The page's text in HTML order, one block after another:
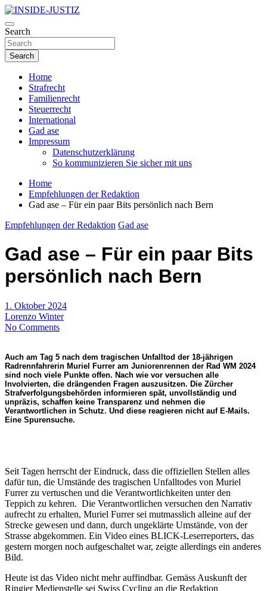
Skip
to
content
INSIDE-JUSTIZ
Investigativer Journalismus zur Dritten Gewalt
Search
Search
Home
Strafrecht
Familienrecht
Steuerrecht
International
Gad ase
Impressum
Datenschutzerklärung
So kommunizieren Sie sicher mit uns
Home
Empfehlungen der Redaktion
Gad ase – Für ein paar Bits persönlich nach Bern
Empfehlungen der Redaktion Gad ase
Gad ase – Für ein paar Bits
persönlich nach Bern
1. Oktober 2024
Lorenzo Winter
No Comments
Auch am Tag 5 nach dem tragischen Unfalltod der 18-jährigen
Radrennfahrerin Muriel Furrer am Juniorenrennen der Rad WM 2024
sind noch viele Punkte offen. Nach wie vor versuchen alle
Involvierten, die drängenden Fragen auszusitzen. Die Zürcher
Strafverfolgungsbehörden informieren spät, unvollständig und
unpräzis, schaffen keine Transparenz und nehmen die
Verantwortlichen in Schutz. Und diese reagieren nicht auf E-Mails.
Eine Spurensuche.
Seit Tagen herrscht der Eindruck, dass die offiziellen Stellen alles
dafür tun, die Umstände des tragischen Unfalltodes von Muriel
Furrer zu vertuschen und die Verantwortlichkeiten unter den
Teppich zu kehren. Die Verantwortlichen versuchen den Narrativ
aufrecht zu erhalten, Muriel Furrer sei mutmasslich alleine auf der
Strecke gewesen und dann, durch ungeklärte Umstände, von der
Strasse abgekommen. Ein Video eines BLICK-Leserreporters, das
gestern morgen noch aufgeschaltet war, zeigte allerdings ein anderes
Bild.
Heute ist das Video nicht mehr auffindbar. Gemäss Auskunft der
Ringier Medienstelle sei Swiss Cycling an die Redaktion